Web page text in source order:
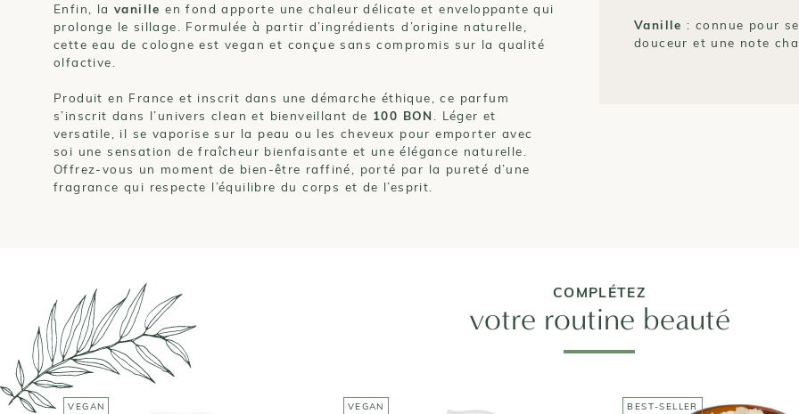
Enfin, lavanille en fond apporte une chaleur délicate et enveloppante qui
prolonge le sillage. Formulée à partir d’ingrédients d’origine naturelle,
cette eau de cologne est vegan et conçue sans compromis sur la qualité
olfactive.
Produit en France et inscrit dans une démarche éthique, ce parfum
s’inscrit dans l’univers clean et bienveillant de 100 BON
. Léger et
versatile, il se vaporise sur la peau ou les cheveux pour emporter avec
soi une sensation de fraîcheur bienfaisante et une élégance naturelle.
Offrez-vous un moment de bien-être raffiné, porté par la pureté d’une
fragrance qui respecte l’équilibre du corps et de l’esprit.
Vanille : connue pour
douceur et une note
COMPLÉTEZ
votre routine beauté
VEGAN VEGAN BEST-SELLER